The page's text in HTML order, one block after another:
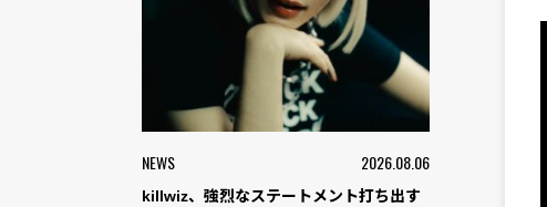
NEWS 2026.08.06
killwiz、強烈なステートメント打ち出す